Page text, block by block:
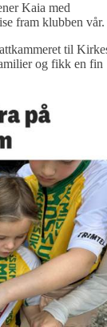
Kaia med
fram klubben vår.
til
og fikk en fin